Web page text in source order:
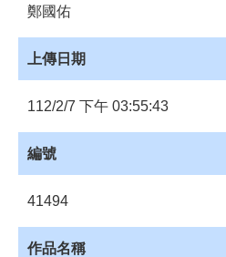
館
員
網
站
鄭國佑
上傳日期
112/2/7 下午 03:55:43
編號
41494
作品名稱